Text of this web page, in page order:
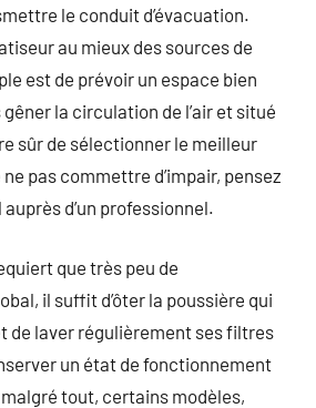
le conduit d’évacuation.
au mieux des sources de
est de prévoir un espace bien
la circulation de l’air et situé
sûr de sélectionner le meilleur
pas commettre d’impair, pensez
d’un professionnel.
que très peu de
il suffit d’ôter la poussière qui
de laver régulièrement ses filtres
un état de fonctionnement
tout, certains modèles,